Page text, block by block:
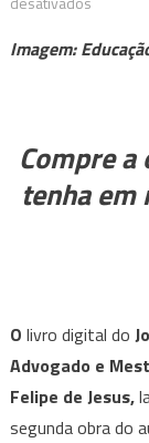
e
–
“10
e
tenha
Imagem:
Compre
tenha em
O livro digital do
Advogado e
Felipe de Jesus,
segunda obra do